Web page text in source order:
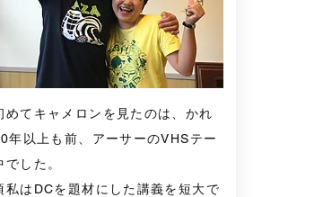
めてキャメロンを見たのは、かれ
年以上も前、アーサーのVHSテー
でした。
私はDCを題材にした講義を短大で